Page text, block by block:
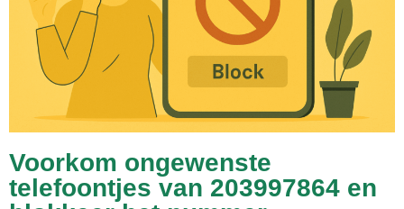
Voorkom ongewenste
telefoontjes van 203997864 en